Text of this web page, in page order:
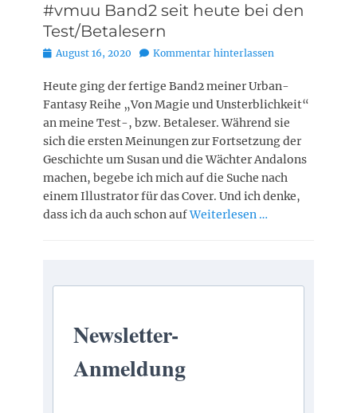
#vmuu Band2 seit heute bei den
Test/Betalesern
Posted
August 16, 2020 Kommentar hinterlassen
Heute ging der fertige Band2 meiner Urban-
Fantasy Reihe „Von Magie und Unsterblichkeit“
an meine Test-, bzw. Betaleser. Während sie
sich die ersten Meinungen zur Fortsetzung der
Geschichte um Susan und die Wächter Andalons
machen, begebe ich mich auf die Suche nach
einem Illustrator für das Cover. Und ich denke,
dass ich da auch schon aufWeiterlesen …
Newsletter-
Anmeldung